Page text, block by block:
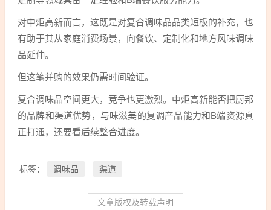
对中炬高新而言，这既是对复合调味品品类短板的补充，也
有助于其从家庭消费场景，向餐饮、定制化和地方风味调味
品延伸。
但这笔并购的效果仍需时间验证。
复合调味品空间更大，竞争也更激烈。中炬高新能否把厨邦
的品牌和渠道优势，与味滋美的复调产品能力和B端资源真
正打通，还要看后续整合进度。
标签： 调味品 渠道
文章版权及转载声明